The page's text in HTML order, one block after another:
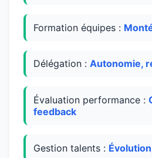
Formation équipes :
Délégation : Autonomie,
Évaluation performance :
feedback
Gestion talents :